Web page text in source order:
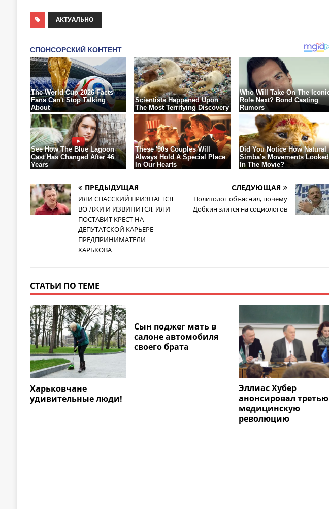
АКТУАЛЬНО
ПРЕДЫДУЩАЯ
ИЛИ СПАССКИЙ ПРИЗНАЕТСЯ
ВО ЛЖИ И ИЗВИНИТСЯ, ИЛИ
ПОСТАВИТ КРЕСТ НА
ДЕПУТАТСКОЙ КАРЬЕРЕ —
ПРЕДПРИНИМАТЕЛИ
ХАРЬКОВА
СЛЕДУЮЩАЯ
Политолог объяснил, почему
Добкин злится на социологов
СТАТЬИ ПО ТЕМЕ
Харьковчане
удивительные люди!
Сын поджег мать в
салоне автомобиля
своего брата
Эллиас Хубер
анонсировал третью
медицинскую
революцию